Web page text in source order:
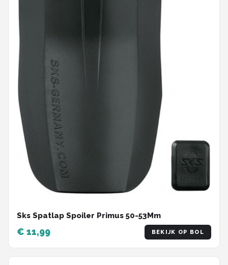
Sks Spatlap Spoiler Primus 50-53Mm
€ 11,99 BEKIJK OP BOL